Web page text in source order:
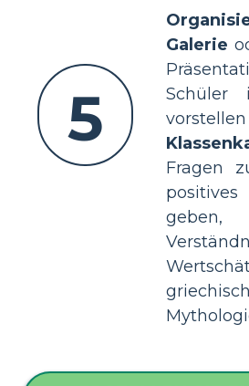
5
Galerie
Schüler
Fragen